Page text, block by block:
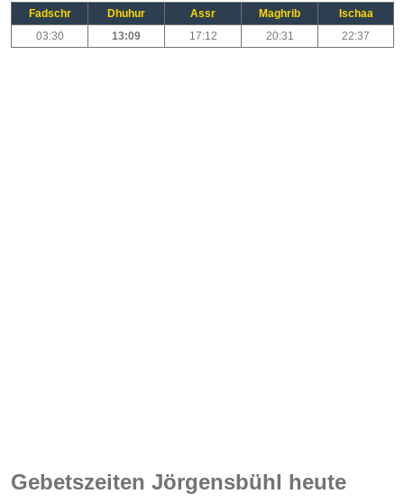
Fadschr Dhuhur Assr Maghrib
Ischaa
03:30
13:09 17:12 20:31 22:37
Gebetszeiten Jörgensbühl heute